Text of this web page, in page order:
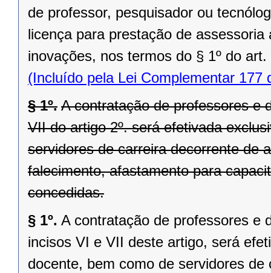
de professor, pesquisador ou
licença para prestação de
inovações, nos termos do § 1º do
(Incluído pela Lei Complementar 177
§ 1º. A contratação de professores e
VII do artigo 2º. será efetivada
servidores de carreira decorrente de
falecimento, afastamento para
concedidas.
§ 1º. A contratação de professores e
incisos VI e VII deste artigo, será
docente, bem como de servidores